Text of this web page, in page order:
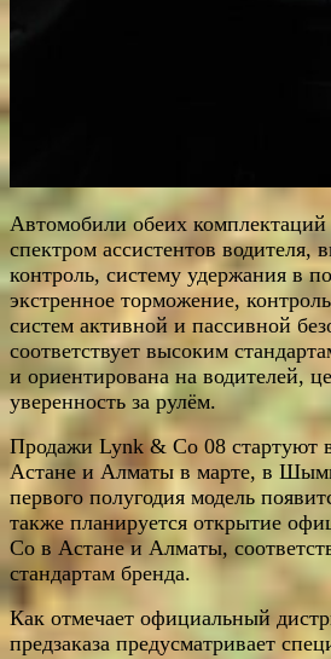
Автомобили обеих
спектром ассистентов водителя,
контроль, систему удержания в
экстренное торможение,
систем активной и пассивной
соответствует высоким
и ориентирована на водителей,
уверенность за рулём.
Продажи Lynk & Co 08 стартуют
Астане и Алматы в марте, в
первого полугодия модель
также планируется открытие
Co в Астане и Алматы,
стандартам бренда.
Как отмечает официальный
предзаказа предусматривает